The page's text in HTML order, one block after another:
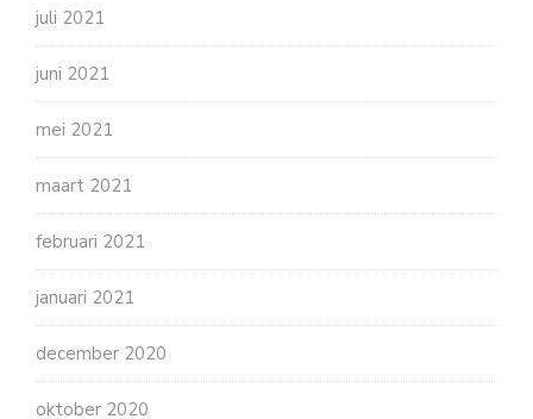
juli 2021
juni 2021
mei 2021
maart 2021
februari 2021
januari 2021
december 2020
oktober 2020